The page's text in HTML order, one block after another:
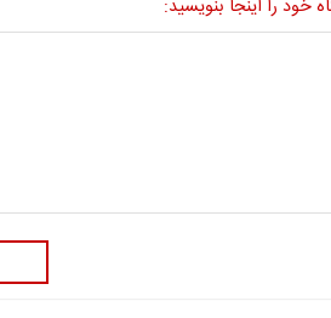
خود را اینجا بنویسید: